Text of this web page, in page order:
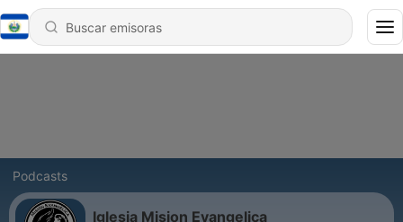
Podcasts
Iglesia Mision Evangelica